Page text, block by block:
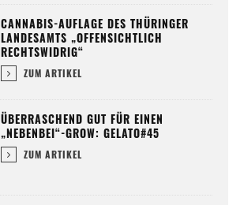
CANNABIS-AUFLAGE DES THÜRINGER
LANDESAMTS „OFFENSICHTLICH
RECHTSWIDRIG“
ZUM ARTIKEL
ÜBERRASCHEND GUT FÜR EINEN
„NEBENBEI“-GROW: GELATO#45
ZUM ARTIKEL